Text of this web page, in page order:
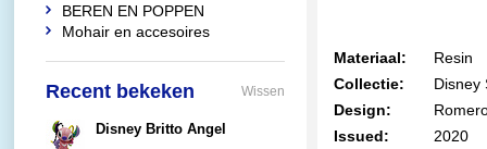
Materiaal:
Resin
Collectie:
Disney
Design:
Issued:
2020
BEREN EN POPPEN
Mohair en accesoires
Recent bekeken Wissen
Disney Britto Angel